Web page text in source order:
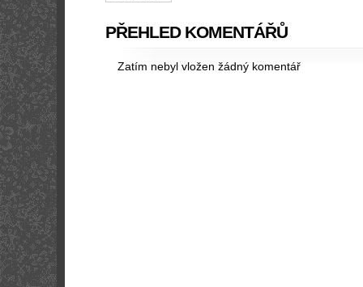
PŘEHLED KOMENTÁŘŮ
Zatím nebyl vložen žádný komentář